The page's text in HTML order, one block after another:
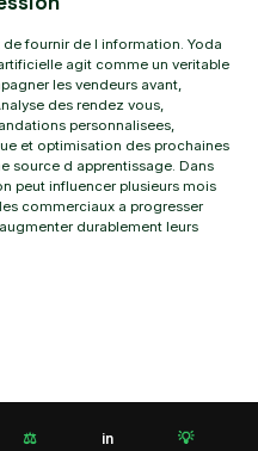
fournir de l information. Yoda
agit comme un veritable
les vendeurs avant,
des rendez vous,
personnalisees,
et optimisation des prochaines
source d apprentissage. Dans
peut influencer plusieurs mois
commerciaux a progresser
durablement leurs
⚖️ in 💡